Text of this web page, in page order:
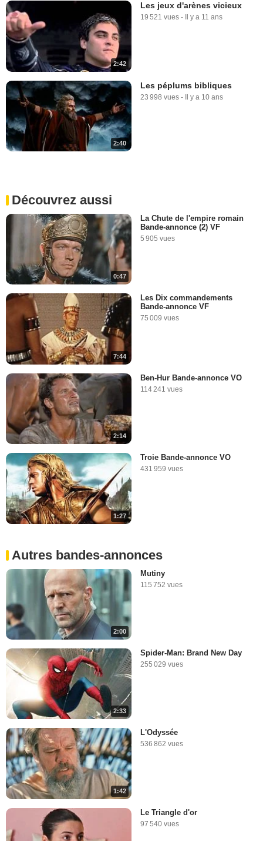
2:42
Les jeux d'arènes vicieux
19 521 vues - Il y a 11 ans
2:40
Les péplums bibliques
23 998 vues - Il y a 10 ans
Découvrez aussi
0:47
La Chute de l'empire romain
Bande-annonce (2) VF
5 905 vues
7:44
Les Dix commandements
Bande-annonce VF
75 009 vues
2:14
Ben-Hur Bande-annonce VO
114 241 vues
1:27
Troie Bande-annonce VO
431 959 vues
Autres bandes-annonces
2:00
Mutiny
115 752 vues
2:33
Spider-Man: Brand New Day
255 029 vues
1:42
L'Odyssée
536 862 vues
Le Triangle d'or
97 540 vues